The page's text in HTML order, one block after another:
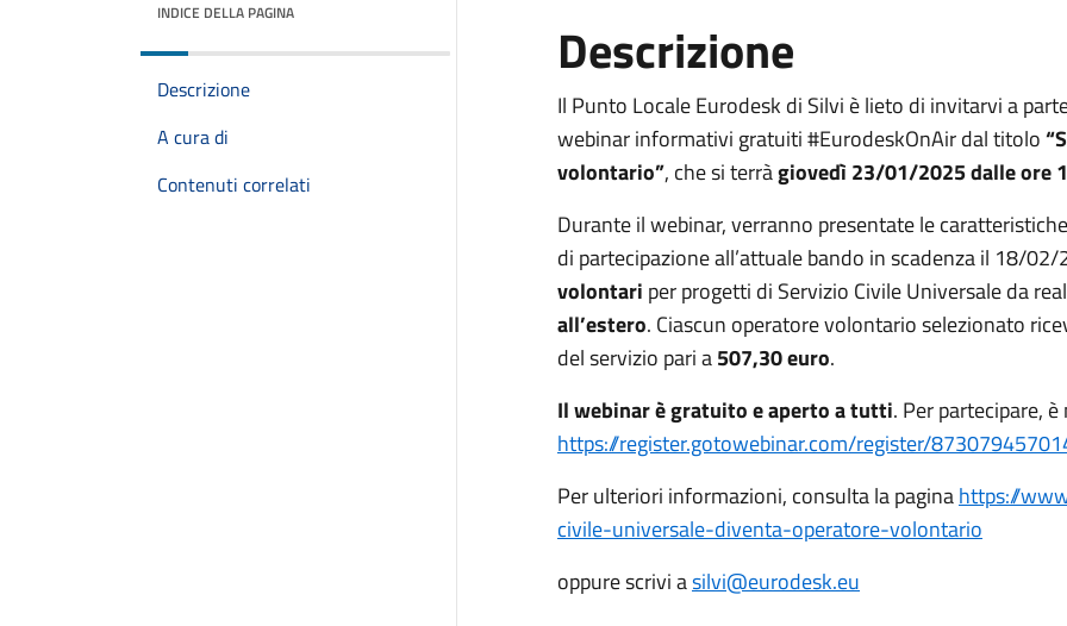
INDICE DELLA PAGINA
Descrizione
A cura di
Contenuti correlati
Descrizione
Il Punto Locale Eurodesk di Silvi è lieto di invitarvi a
webinar informativi gratuiti #EurodeskOnAir dal titolo
volontario”, che si terràgiovedì 23/01/2025 dalle ore
Durante il webinar, verranno presentate le
di partecipazione all’attuale bando in scadenza il 18/
volontari per progetti di Servizio Civile Universale da
all’estero. Ciascun operatore volontario selezionato
del servizio pari a507,30 euro.
Il webinar è gratuito e aperto a tutti. Per partecipare,
https://register.gotowebinar.com/register/
Per ulteriori informazioni, consulta la paginahttps://
civile-universale-diventa-operatore-volontario
oppure scrivi asilvi@eurodesk.eu